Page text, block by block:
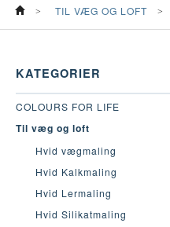
TIL VÆG OG LOFT
KATEGORIER
COLOURS FOR LIFE
Til væg og loft
Hvid vægmaling
Hvid Kalkmaling
Hvid Lermaling
Hvid Silikatmaling